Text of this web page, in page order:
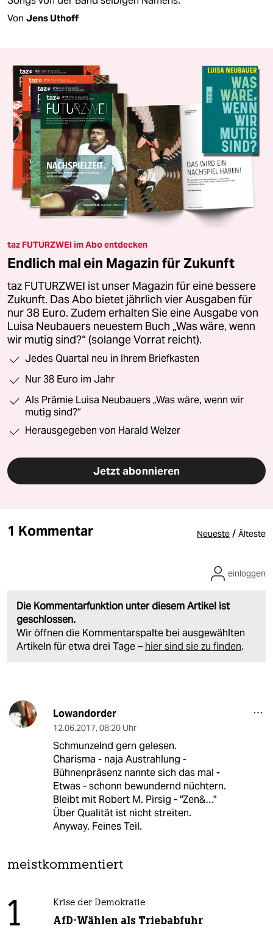
Von Jens Uthoff
taz FUTURZWEI im Abo entdecken
Endlich mal ein Magazin für Zukunft
taz FUTURZWEI ist unser Magazin für eine bessere
Zukunft. Das Abo bietet jährlich vier Ausgaben für
nur 38 Euro. Zudem erhalten Sie eine Ausgabe von
Luisa Neubauers neuestem Buch „Was wäre, wenn
wir mutig sind?“ (solange Vorrat reicht).
Jedes Quartal neu in Ihrem Briefkasten
Nur 38 Euro im Jahr
Als Prämie Luisa Neubauers „Was wäre, wenn wir
mutig sind?“
Herausgegeben von Harald Welzer
Jetzt abonnieren
1 Kommentar Neueste / Älteste
Die Kommentarfunktion unter diesem Artikel ist
geschlossen.
Wir öffnen die Kommentarspalte bei ausgewählten
Artikeln für etwa drei Tage – hier sind sie zu finden.
einloggen
Lowandorder
12.06.2017, 08:20 Uhr
Schmunzelnd gern gelesen.
Charisma - naja Austrahlung -
Bühnenpräsenz nannte sich das mal -
Etwas - schonn bewundernd nüchtern.
Bleibt mit Robert M. Pirsig - "Zen&…"
Über Qualität ist nicht streiten.
Anyway. Feines Teil.
meistkommentiert
1 Krise der Demokratie
AfD-Wählen als Triebabfuhr